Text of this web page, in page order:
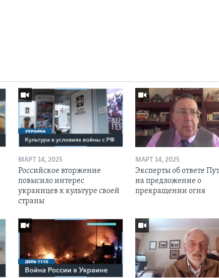
МАРТ 14, 2025
Российское вторжение
повысило интерес
украинцев к культуре своей
страны
МАРТ 14, 2025
Эксперты об ответе
на предложение о
прекращении огня